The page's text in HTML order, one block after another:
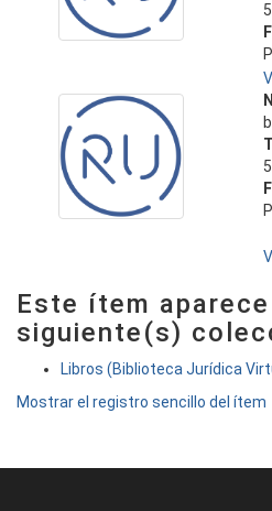
Este ítem
siguiente(s)
Libros (Biblioteca Jurídica
Mostrar el registro sencillo del ítem